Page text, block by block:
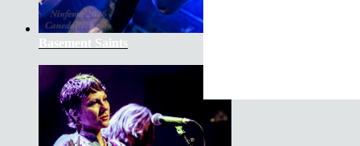
Basement Saints